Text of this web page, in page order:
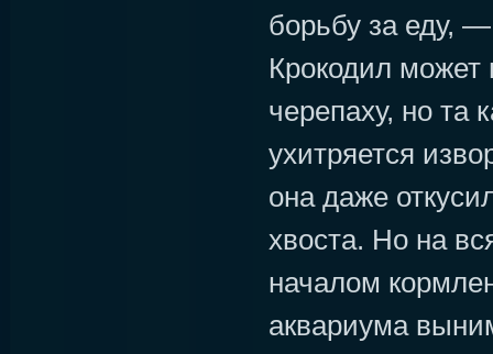
борьбу за еду,
Крокодил может
черепаху, но та
ухитряется
она даже
хвоста. Но на
началом
аквариума